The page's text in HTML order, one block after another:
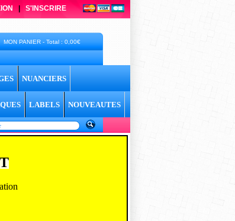
S'INSCRIRE
MON PANIER - Total : 0,00€
NUANCIERS
LABELS NOUVEAUTES